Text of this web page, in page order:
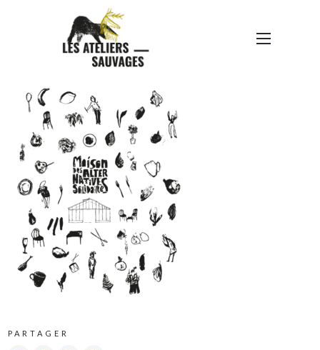
MAS-ÉLÉMENTS
GRAPHIQUES
PARTAGER